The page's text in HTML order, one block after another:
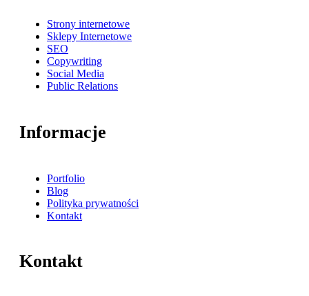
Strony internetowe
Sklepy Internetowe
SEO
Copywriting
Social Media
Public Relations
Informacje
Portfolio
Blog
Polityka prywatności
Kontakt
Kontakt